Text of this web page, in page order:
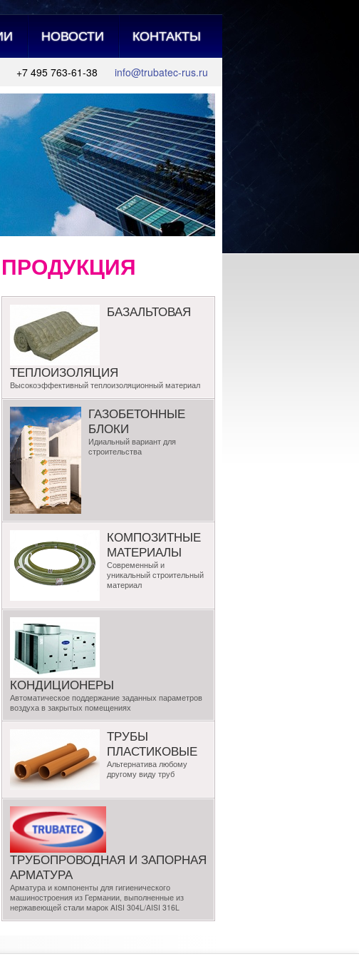
НОВОСТИ КОНТАКТЫ
+7 495 763-61-38 info@trubatec-rus.ru
ПРОДУКЦИЯ
БАЗАЛЬТОВАЯ
ТЕПЛОИЗОЛЯЦИЯ
Высокоэффективный теплоизоляционный материал
ГАЗОБЕТОННЫЕ
БЛОКИ
Идиальный вариант для
строительства
КОМПОЗИТНЫЕ
МАТЕРИАЛЫ
Современный и
уникальный строительный
материал
КОНДИЦИОНЕРЫ
Автоматическое поддержание заданных параметров
воздуха в закрытых помещениях
ТРУБЫ
ПЛАСТИКОВЫЕ
Альтернатива любому
другому виду труб
ТРУБОПРОВОДНАЯ И ЗАПОРНАЯ
АРМАТУРА
Арматура и компоненты для гигиенического
машиностроения из Германии, выполненные из
нержавеющей стали марок AISI 304L/AISI 316L